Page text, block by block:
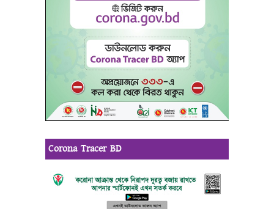
Corona Tracer BD